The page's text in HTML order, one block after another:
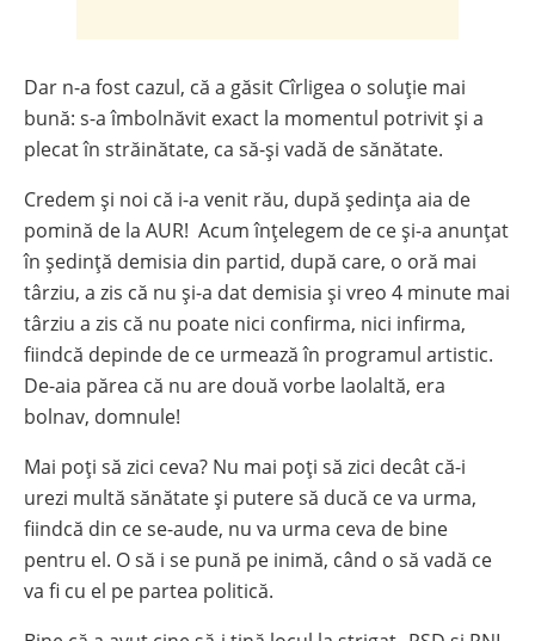
Dar n-a fost cazul, că a găsit Cîrligea o soluție mai
bună: s-a îmbolnăvit exact la momentul potrivit și a
plecat în străinătate, ca să-și vadă de sănătate.
Credem și noi că i-a venit rău, după ședința aia de
pomină de la AUR! Acum înțelegem de ce și-a anunțat
în ședință demisia din partid, după care, o oră mai
târziu, a zis că nu și-a dat demisia și vreo 4 minute mai
târziu a zis că nu poate nici confirma, nici infirma,
fiindcă depinde de ce urmează în programul artistic.
De-aia părea că nu are două vorbe laolaltă, era
bolnav, domnule!
Mai poți să zici ceva? Nu mai poți să zici decât că-i
urezi multă sănătate și putere să ducă ce va urma,
fiindcă din ce se-aude, nu va urma ceva de bine
pentru el. O să i se pună pe inimă, când o să vadă ce
va fi cu el pe partea politică.